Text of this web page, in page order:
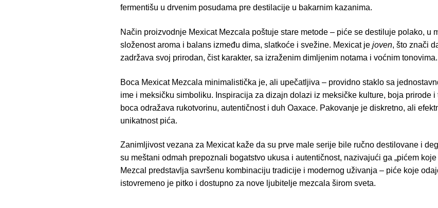
fermentišu u drvenim posudama pre destilacije u bakarnim kazanima.
Način proizvodnje Mexicat Mezcala poštuje stare metode – piće se destiluje polako, u
složenost aroma i balans između dima, slatkoće i svežine. Mexicat je joven, što znači
zadržava svoj prirodan, čist karakter, sa izraženim dimljenim notama i voćnim tonovima.
Boca Mexicat Mezcala minimalistička je, ali upečatljiva – providno staklo sa
ime i meksičku simboliku. Inspiracija za dizajn dolazi iz meksičke kulture, boja prirode
boca odražava rukotvorinu, autentičnost i duh Oaxace. Pakovanje je diskretno, ali
unikatnost pića.
Zanimljivost vezana za Mexicat kaže da su prve male serije bile ručno destilovane i
su meštani odmah prepoznali bogatstvo ukusa i autentičnost, nazivajući ga „pićem
Mezcal predstavlja savršenu kombinaciju tradicije i modernog uživanja – piće koje
istovremeno je pitko i dostupno za nove ljubitelje mezcala širom sveta.